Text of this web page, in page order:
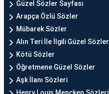
Güzel Sözler Sayfası
Arapça Özlü Sözler
Mübarek Sözler
Alın Teri İle İlgili Güzel Sözler
Kötü Sözler
Öğretmene Güzel Sözler
Aşk İlanı Sözleri